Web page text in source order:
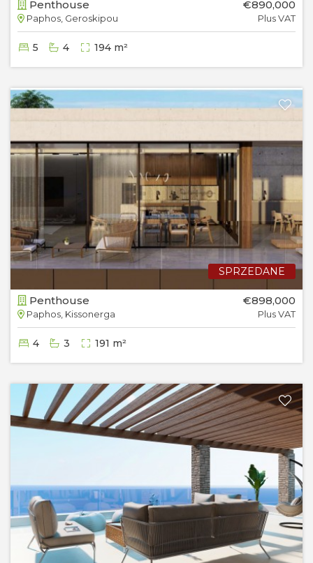
Penthouse
Paphos, Geroskipou
€890,000
Plus VAT
5 4 194 m²
SPRZEDANE
Penthouse
Paphos, Kissonerga
€898,000
Plus VAT
4 3 191 m²